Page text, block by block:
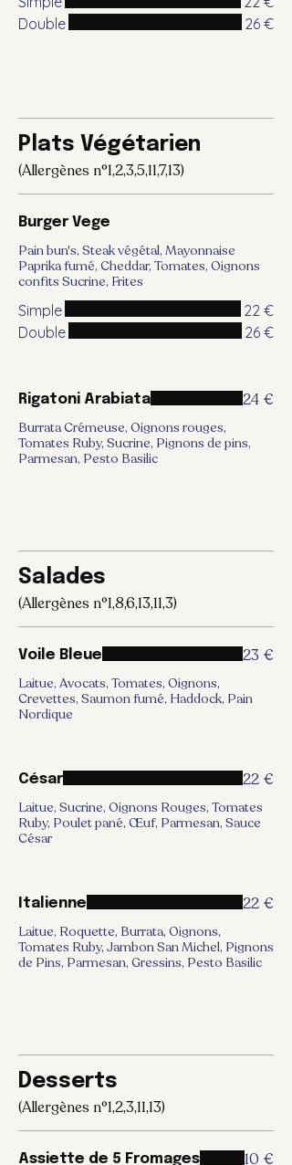
Double
26 €
Plats Végétarien
(Allergènes n°1,2,3,5,11,7,13)
Burger Vege
Pain bun's, Steak végétal, Mayonnaise
Paprika fumé, Cheddar, Tomates, Oignons
confits Sucrine, Frites
Simple
22 €
Double
26 €
Rigatoni Arabiata
Burrata Crémeuse, Oignons rouges,
Tomates Ruby, Sucrine, Pignons de pins,
Parmesan, Pesto Basilic
24 €
Salades
(Allergènes n°1,8,6,13,11,3)
Voile Bleue
Laitue, Avocats, Tomates, Oignons,
Crevettes, Saumon fumé, Haddock, Pain
Nordique
23 €
César
Laitue, Sucrine, Oignons Rouges, Tomates
Ruby, Poulet pané, Œuf, Parmesan, Sauce
César
22 €
Italienne
Laitue, Roquette, Burrata, Oignons,
Tomates Ruby, Jambon San Michel, Pignons
de Pins, Parmesan, Gressins, Pesto Basilic
22 €
Desserts
(Allergènes n°1,2,3,11,13)
Assiette de 5 Fromages 10 €